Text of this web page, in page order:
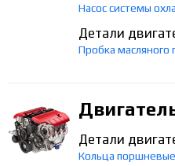
Насос системы
Детали
Пробка масляного
Детали
Кольца поршневые